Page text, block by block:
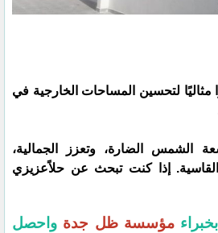
مثاليًا لتحسين المساحات الخارجية في
الشمس الضارة، وتعزز الجمالية،
القاسية. إذا كنت تبحث عن حلاًعزيزي
مؤسسة ظل جدة واحصل